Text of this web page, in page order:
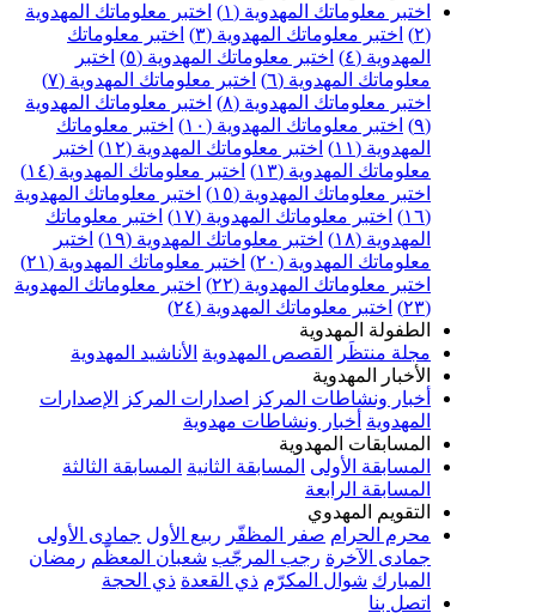
معلوماتك المهدوية (١)
اختبر معلوماتك المهدوية
اختبر معلوماتك المهدوية (٣)
اختبر معلوماتك
اختبر معلوماتك المهدوية (٥)
اختبر
المهدوية (٦)
اختبر معلوماتك المهدوية (٧)
معلوماتك المهدوية (٨)
اختبر معلوماتك المهدوية
اختبر معلوماتك المهدوية (١٠)
اختبر معلوماتك
اختبر معلوماتك المهدوية (١٢)
اختبر
المهدوية (١٣)
اختبر معلوماتك المهدوية (١٤)
معلوماتك المهدوية (١٥)
اختبر معلوماتك المهدوية
اختبر معلوماتك المهدوية (١٧)
اختبر معلوماتك
اختبر معلوماتك المهدوية (١٩)
اختبر
المهدوية (٢٠)
اختبر معلوماتك المهدوية (٢١)
معلوماتك المهدوية (٢٢)
اختبر معلوماتك المهدوية
اختبر معلوماتك المهدوية (٢٤)
المهدوية
منتظَر
القصص المهدوية الأناشيد المهدوية
المهدوية
ونشاطات المركز اصدارات المركز الإصدارات
أخبار ونشاطات مهدوية
المهدوية
الأولى المسابقة الثانية المسابقة الثالثة
الرابعة
المهدوي
الحرام
صفر المظفّر ربيع الأول جمادى الأولى
رجب المرجّب شعبان المعظّم رمضان
شوال المكرّم ذي القعدة ذي الحجة